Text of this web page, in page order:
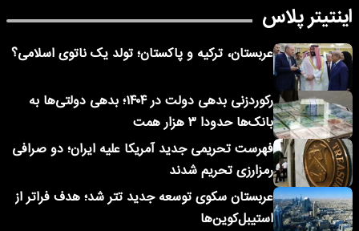
اینتیتر پلاس
عربستان، ترکیه و پاکستان؛ تولد یک ناتوی اسلامی؟
رکوردزنی بدهی دولت در ۱۴۰۴؛ بدهی دولتی‌ها به
بانک‌ها حدودا ۳ هزار همت
فهرست تحریمی جدید آمریکا علیه ایران؛ دو صرافی
رمزارزی تحریم شدند
عربستان سکوی توسعه جدید تتر شد؛ هدف فراتر از
استیبل‌کوین‌ها